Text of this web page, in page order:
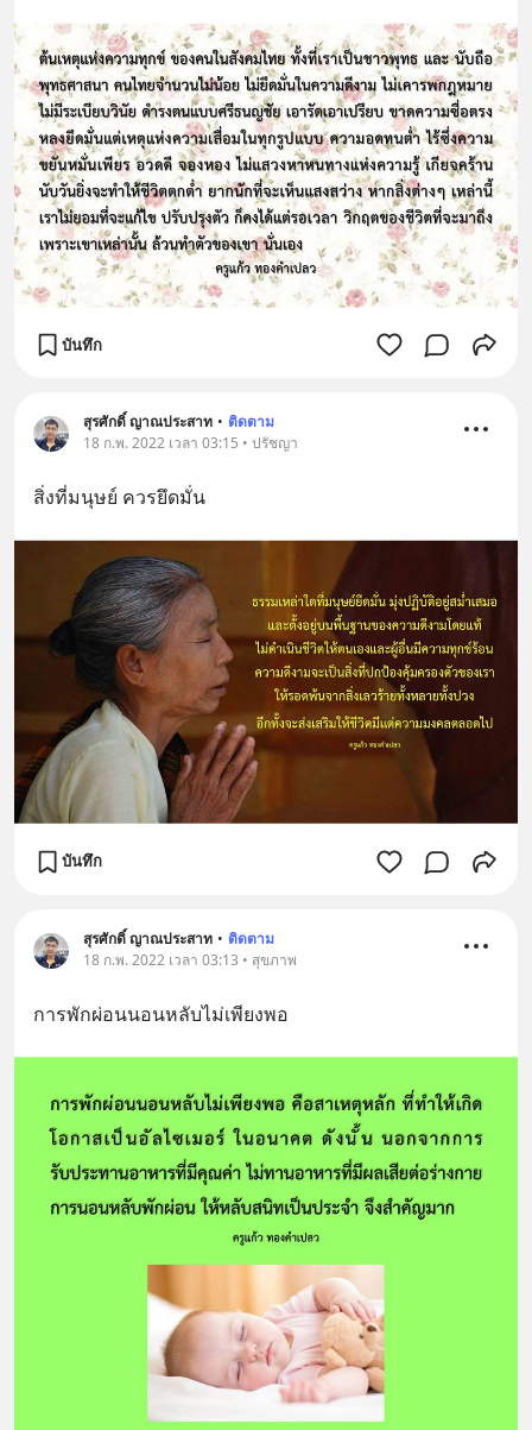
บันทึก
สุรศักดิ์ ญาณประสาท • ติดตาม
18 ก.พ. 2022 เวลา 03:15 • ปรัชญา
สิ่งที่มนุษย์ ควรยึดมั่น
บันทึก
สุรศักดิ์ ญาณประสาท • ติดตาม
18 ก.พ. 2022 เวลา 03:13 • สุขภาพ
การพักผ่อนนอนหลับไม่เพียงพอ